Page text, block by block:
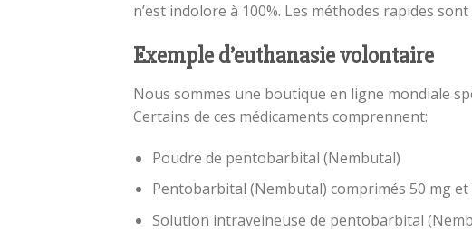
n’est indolore à 100%. Les méthodes rapides
Exemple d’euthanasie volontaire
Nous sommes une boutique en ligne mondiale
Certains de ces médicaments comprennent:
Poudre de pentobarbital (Nembutal)
Pentobarbital (Nembutal) comprimés 50 mg et
Solution intraveineuse de pentobarbital